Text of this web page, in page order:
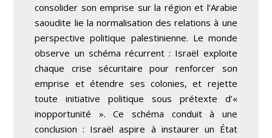
consolider son emprise sur la région et l’Arabie
saoudite lie la normalisation des relations à une
perspective politique palestinienne. Le monde
observe un schéma récurrent : Israël exploite
chaque crise sécuritaire pour renforcer son
emprise et étendre ses colonies, et rejette
toute initiative politique sous prétexte d’«
inopportunité ». Ce schéma conduit à une
conclusion : Israël aspire à instaurer un État